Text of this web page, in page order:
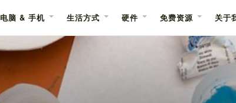
电脑 & 手机 生活方式 硬件 免费资源 关于